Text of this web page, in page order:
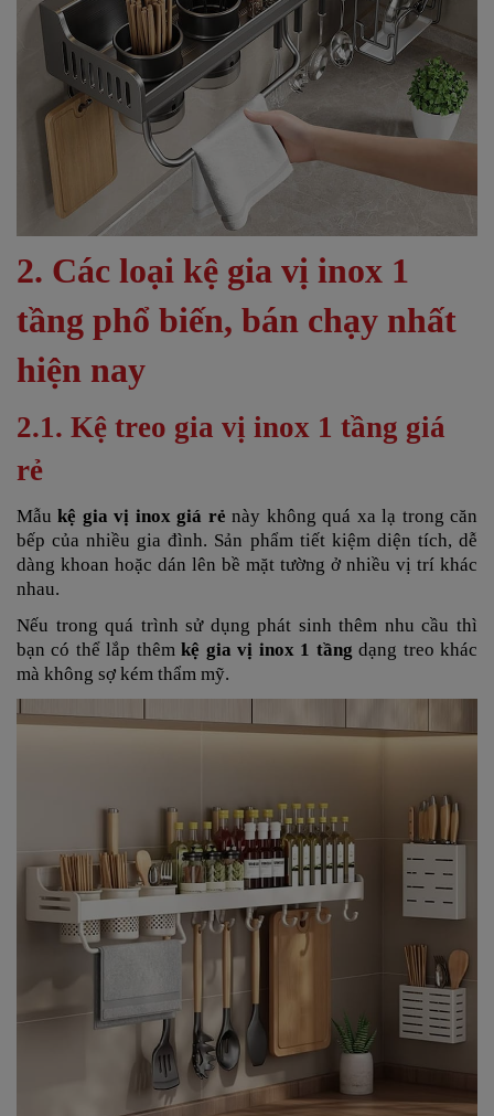
2. Các loại kệ gia vị inox 1
tầng phổ biến, bán chạy nhất
hiện nay
2.1. Kệ treo gia vị inox 1 tầng giá
rẻ
Mẫukệ gia vị inox giá rẻnày không quá xa lạ trong căn
bếp của nhiều gia đình. Sản phẩm tiết kiệm diện tích, dễ
dàng khoan hoặc dán lên bề mặt tường ở nhiều vị trí khác
nhau.
Nếu trong quá trình sử dụng phát sinh thêm nhu cầu thì
bạn có thể lắp thêmkệ gia vị inox 1 tầngdạng treo khác
mà không sợ kém thẩm mỹ.